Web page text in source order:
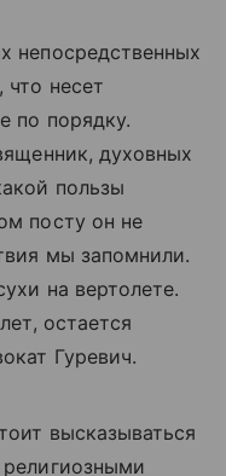
непосредственных
что несет
по порядку.
духовных
пользы
посту он не
мы запомнили.
на вертолете.
остается
Гуревич.
высказываться